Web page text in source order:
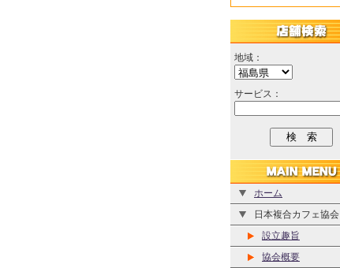
地域：
サービス：
ホーム
日本複合カフェ協会
設立趣旨
協会概要